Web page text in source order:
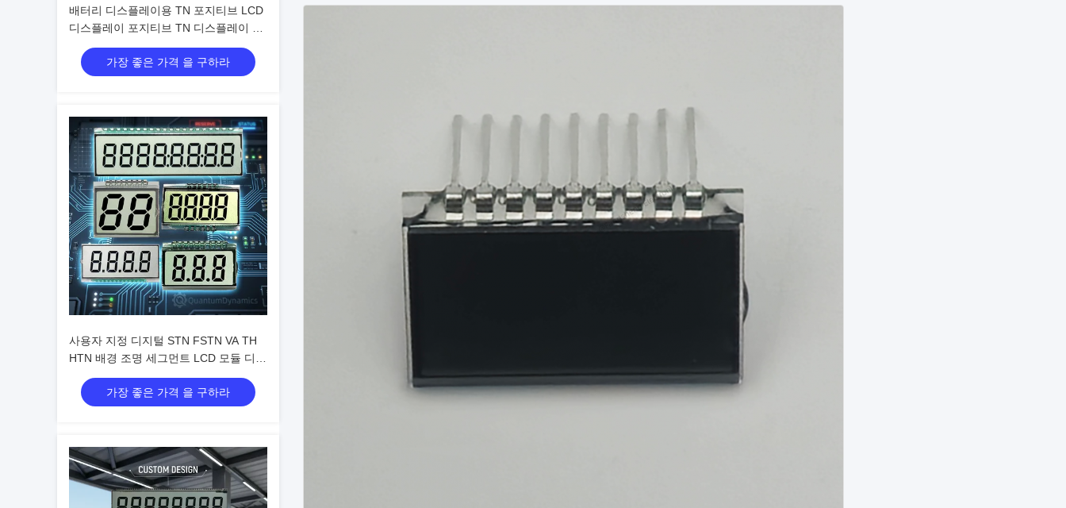
배터리 디스플레이용 TN 포지티브 LCD
디스플레이 포지티브 TN 디스플레이 화
면 TN 세그먼트 LCD 패널
가장 좋은 가격 을 구하라
사용자 지정 디지털 STN FSTN VA TH
HTN 배경 조명 세그먼트 LCD 모듈 디스
플레이 COB 세그먼트 TN LCD 디스플
레이
가장 좋은 가격 을 구하라